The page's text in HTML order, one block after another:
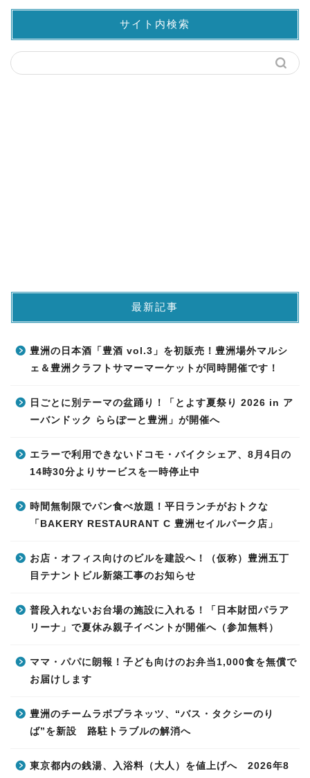
サイト内検索
最新記事
豊洲の日本酒「豊酒 vol.3」を初販売！豊洲場外マルシ
ェ＆豊洲クラフトサマーマーケットが同時開催です！
日ごとに別テーマの盆踊り！「とよす夏祭り 2026 in ア
ーバンドック ららぽーと豊洲」が開催へ
エラーで利用できないドコモ・バイクシェア、8月4日の
14時30分よりサービスを一時停止中
時間無制限でパン食べ放題！平日ランチがおトクな
「BAKERY RESTAURANT C 豊洲セイルパーク店」
お店・オフィス向けのビルを建設へ！（仮称）豊洲五丁
目テナントビル新築工事のお知らせ
普段入れないお台場の施設に入れる！「日本財団パラア
リーナ」で夏休み親子イベントが開催へ（参加無料）
ママ・パパに朗報！子ども向けのお弁当1,000食を無償で
お届けします
豊洲のチームラボプラネッツ、“バス・タクシーのり
ば”を新設 路駐トラブルの解消へ
東京都内の銭湯、入浴料（大人）を値上げへ 2026年8